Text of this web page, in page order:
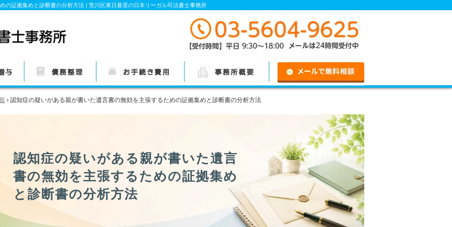
の証拠集めと診断書の分析方法 | 荒川区東日暮里の日本リーガル司法書士事務所
理についての基本情報
› 認知症の疑いがある親が書いた遺言書の無効を主張するための証拠集めと診断書の分析方法
認知症の疑いがある親が書いた遺言
書の無効を主張するための証拠集め
と診断書の分析方法